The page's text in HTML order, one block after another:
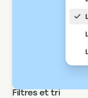
Filtres et tri